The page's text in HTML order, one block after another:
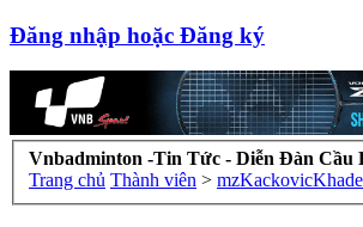
Đăng nhập hoặc Đăng ký
Vnbadminton -Tin Tức - Diễn Đàn Cầu
Trang chủ Thành viên >